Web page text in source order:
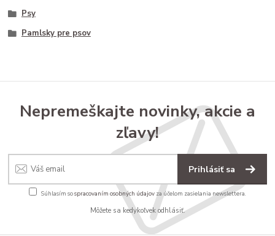
Psy
Pamlsky pre psov
Nepremeškajte novinky, akcie a
zľavy!
Prihlásiť sa
Súhlasím sospracovaním osobných údajov za účelom zasielania newslettera.
Môžete sa kedykoľvek odhlásiť.